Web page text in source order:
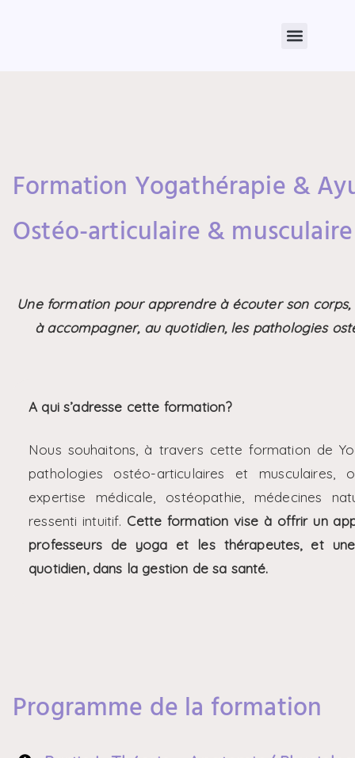
Formation Yogathérapie &
Ostéo-articulaire & musculaire
Une formation pour apprendre à écouter son
à accompagner, au quotidien, les pathologies
A qui s’adresse cette formation?
Nous souhaitons, à travers cette formation de
pathologies ostéo-articulaires et musculaires,
expertise médicale, ostéopathie, médecines
ressenti intuitif. Cette formation vise à offrir un
professeurs de yoga et les thérapeutes, et
quotidien, dans la gestion de sa santé.
Programme de la formation